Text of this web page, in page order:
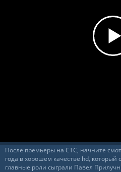
После премьеры на СТС, начните
года в хорошем качестве hd,
главные роли сыграли Павел